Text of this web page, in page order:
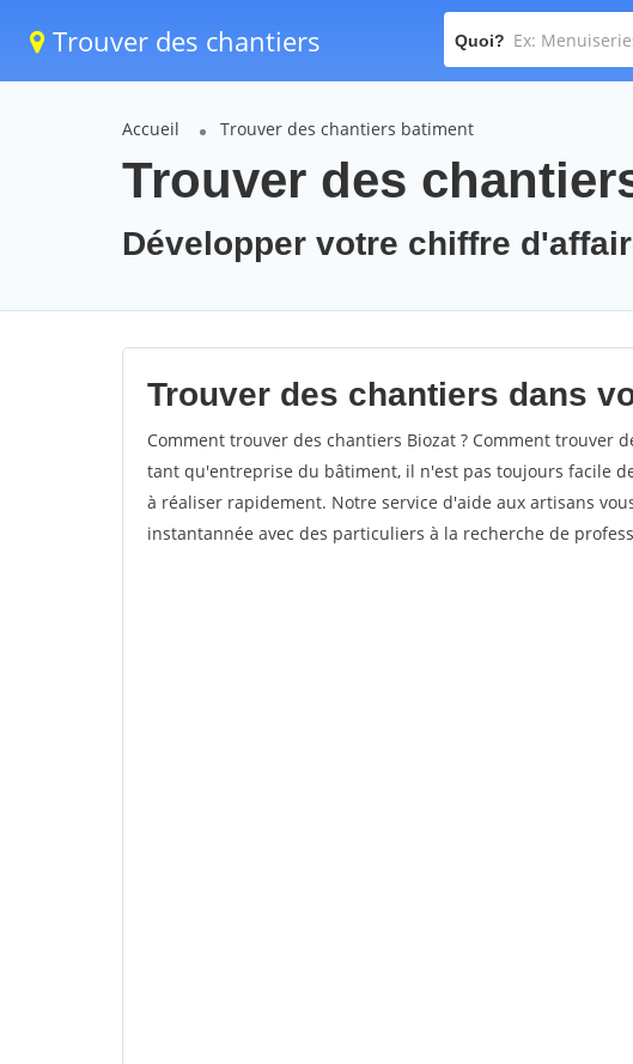
Trouver des chantiers Quoi?
Accueil Trouver des chantiers batiment
Trouver des
Développer votre chiffre
Trouver des chantiers dans
Comment trouver des chantiers Biozat ? Comment trouver
tant qu'entreprise du bâtiment, il n'est pas toujours facile
à réaliser rapidement. Notre service d'aide aux artisans
instantannée avec des particuliers à la recherche de